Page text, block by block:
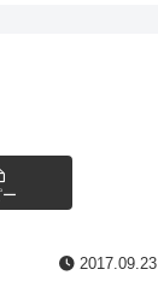
2017.09.23